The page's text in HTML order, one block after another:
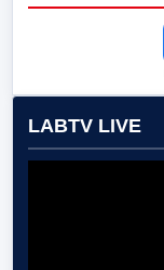
LABTV LIVE